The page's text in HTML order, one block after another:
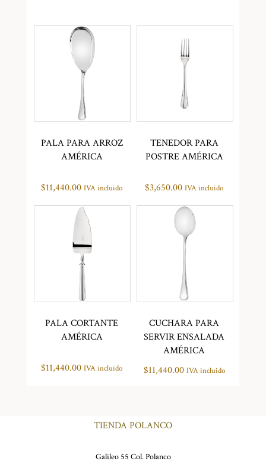
PALA PARA ARROZ
AMÉRICA
$11,440.00 IVA incluido
TENEDOR PARA
POSTRE AMÉRICA
$3,650.00 IVA incluido
PALA CORTANTE
AMÉRICA
$11,440.00 IVA incluido
CUCHARA PARA
SERVIR ENSALADA
AMÉRICA
$11,440.00 IVA incluido
TIENDA POLANCO
Galileo 55 Col. Polanco